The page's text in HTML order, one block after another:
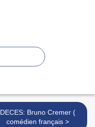
DECES: Bruno Cremer (
comédien français >